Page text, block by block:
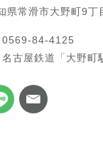
県常滑市大野町9丁
0569-84-4125
名古屋鉄道「大野町